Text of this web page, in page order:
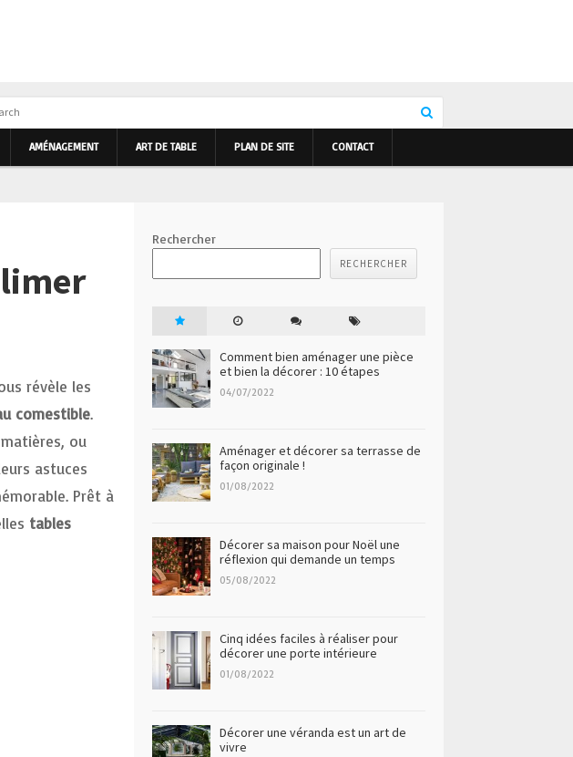
AMÉNAGEMENT ART DE TABLE PLAN DE SITE CONTACT
révèle les
comestible.
ou
astuces
Prêt à
tables
Rechercher
RECHERCHER
Comment bien aménager une pièce
et bien la décorer : 10 étapes
04/07/2022
Aménager et décorer sa terrasse de
façon originale !
01/08/2022
Décorer sa maison pour Noël une
réflexion qui demande un temps
05/08/2022
Cinq idées faciles à réaliser pour
décorer une porte intérieure
01/08/2022
Décorer une véranda est un art de
vivre